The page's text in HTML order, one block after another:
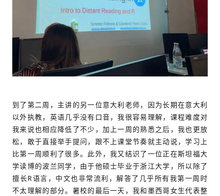
到了第二周，主讲的另一位意大利老师，因为长期在意大利
以外执教，英语几乎没有口音，我很容易理解，课程难度对
我来说也相应降低了不少，加上一周的熟悉之后，我也更放
松，敢于直接举手提问，跟不上课堂节奏就主动说，学习上
比第一周顺利了很多。此外，我又结识了一位正在斯坦福大
学读博的波兰同学，由于他硕士毕业于浙江大学，所以除了
擅长R语言，中文也非常流利，解答了几乎所有我第一周时
不太理解的部分。暑校的最后一天，我和墨西哥女生代表整